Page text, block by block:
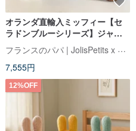
オランダ直輸入ミッフィー【セ
ラドンブルーシリーズ】ジャス
トダッチ認定の本格ハンドメイ
ドかぎ針ミッフィーうさぎ
フランスのパパ | JolisPetits x Miffy
7,555円
12%OFF